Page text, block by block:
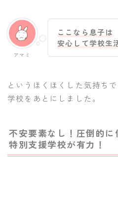
アマミ
ここなら息子は
安心して学校生
というほくほくした気持ちで
学校をあとにしました。
不安要素なし！圧倒的に
特別支援学校が有力！